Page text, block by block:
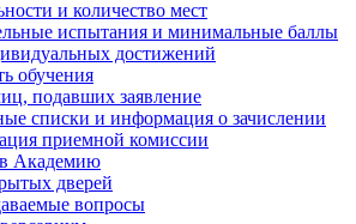
и количество мест
испытания и минимальные баллы
достижений
обучения
подавших заявление
списки и информация о зачислении
приемной комиссии
Академию
дверей
вопросы